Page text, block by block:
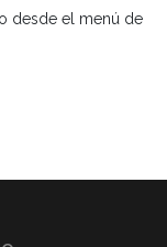
desde el menú de